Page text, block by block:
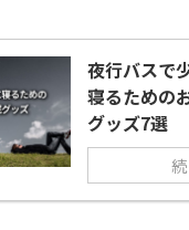
夜行バスで
寝るための
グッズ7選